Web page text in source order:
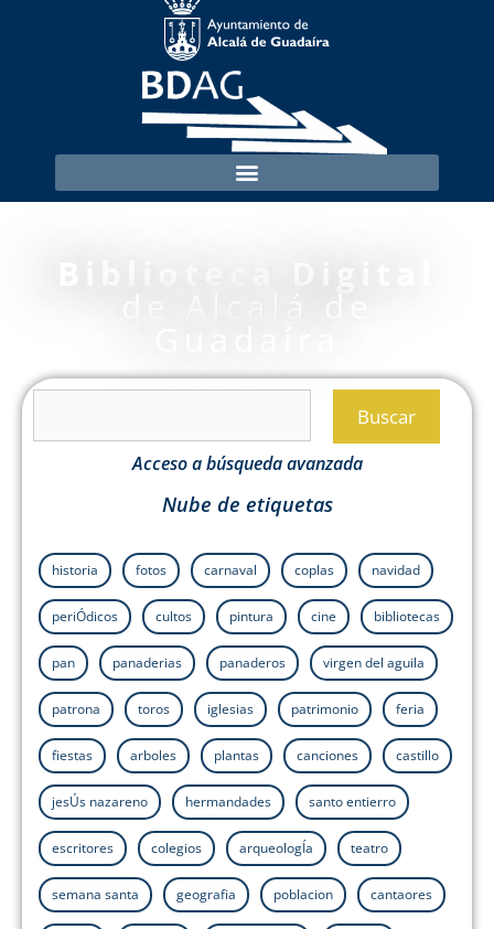
Buscar
Acceso a búsqueda avanzada
Nube de etiquetas
historia fotos carnaval coplas navidad
periÓdicos cultos pintura cine bibliotecas
pan panaderias panaderos virgen del aguila
patrona toros iglesias patrimonio feria
fiestas arboles plantas canciones castillo
jesÚs nazareno hermandades santo entierro
escritores colegios arqueologÍa teatro
semana santa geografia poblacion cantaores